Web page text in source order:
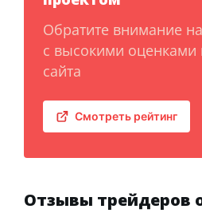
Обратите внимание
с высокими оценками
сайта
Смотреть рейтинг
Отзывы трейдеров